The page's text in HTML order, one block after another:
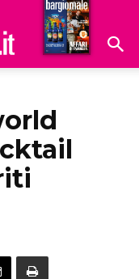
Hoteldomani